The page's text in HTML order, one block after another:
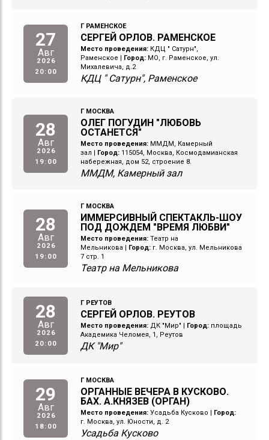
27
Авг
2026
20:00
Г РАМЕНСКОЕ
СЕРГЕЙ ОРЛОВ. РАМЕНСКОЕ
Место проведения: КДЦ " Сатурн",
Раменское
Город: МО, г. Раменское, ул.
Михалевича, д.2
КДЦ " Сатурн", Раменское
28
Авг
2026
19:00
Г МОСКВА
ОЛЕГ ПОГУДИН "ЛЮБОВЬ
ОСТАНЕТСЯ"
Место проведения: ММДМ, Камерный
зал
Город: 115054, Москва, Космодамианская
набережная, дом 52, строение 8.
ММДМ, Камерный зал
28
Авг
2026
19:00
Г МОСКВА
ИММЕРСИВНЫЙ СПЕКТАКЛЬ-ШОУ
ПОД ДОЖДЕМ "ВРЕМЯ ЛЮБВИ"
Место проведения: Театр на
Мельникова
Город: г. Москва, ул. Мельникова
7 стр. 1
Театр на Мельникова
28
Авг
2026
20:00
Г РЕУТОВ
СЕРГЕЙ ОРЛОВ. РЕУТОВ
Место проведения: ДК "Мир" | Город: площадь
Академика Челомея, 1, Реутов
ДК "Мир"
29
Авг
2026
18:00
Г МОСКВА
ОРГАННЫЕ ВЕЧЕРА В КУСКОВО.
БАХ. А.КНЯЗЕВ (ОРГАН)
Место проведения: Усадьба Кусково
Город:
г. Москва, ул. Юности, д. 2
Усадьба Кусково